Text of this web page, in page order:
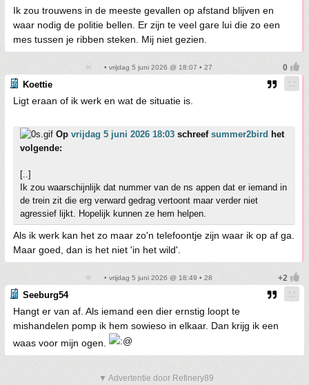
Ik zou trouwens in de meeste gevallen op afstand blijven en
waar nodig de politie bellen. Er zijn te veel gare lui die zo een
mes tussen je ribben steken. Mij niet gezien.
• vrijdag 5 juni 2026 @ 18:07 • 27
Koettie
Ligt eraan of ik werk en wat de situatie is.
Op vrijdag 5 juni 2026 18:03 schreef summer2bird het
volgende:
[..]
Ik zou waarschijnlijk dat nummer van de ns appen dat er iemand in
de trein zit die erg verward gedrag vertoont maar verder niet
agressief lijkt. Hopelijk kunnen ze hem helpen.
Als ik werk kan het zo maar zo'n telefoontje zijn waar ik op af ga.
Maar goed, dan is het niet 'in het wild'.
• vrijdag 5 juni 2026 @ 18:49 • 28
Seeburg54
Hangt er van af. Als iemand een dier ernstig loopt te
mishandelen pomp ik hem sowieso in elkaar. Dan krijg ik een
waas voor mijn ogen.
▼ Advertentie door Refinery89